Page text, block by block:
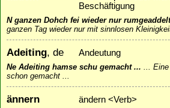
Beschäftigung
N ganzen Dohch fei wieder nur
ganzen Tag wieder nur mit sinnlosen
Adeiting, de Andeutung
Ne Adeiting hamse schu gemacht ...
schon gemacht ...
ännern ändern <Verb>